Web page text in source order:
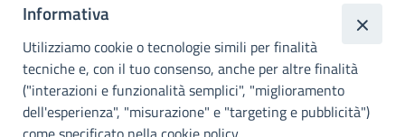
metropolitana di
Palermo
Info e contatti
Città Metropoliitana di Palermo
Via Maqueda, 100 - 90134 - Palermo
Informativa
Utilizziamo cookie o tecnologie simili per finalità
tecniche e, con il tuo consenso, anche per altre finalità
("interazioni e funzionalità semplici", "miglioramento
dell'esperienza", "misurazione" e "targeting e pubblicità")